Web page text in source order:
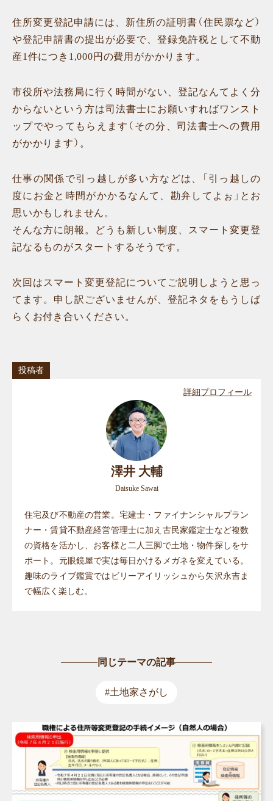
住所変更登記申請には、新住所の証明書（住民票など）
や登記申請書の提出が必要で、登録免許税として不動
産1件につき1,000円の費用がかかります。
市役所や法務局に行く時間がない、登記なんてよく分
からないという方は司法書士にお願いすればワンスト
ップでやってもらえます（その分、司法書士への費用
がかかります）。
仕事の関係で引っ越しが多い方などは、「引っ越しの
度にお金と時間がかかるなんて、勘弁してよぉ」とお
思いかもしれません。
そんな方に朗報。どうも新しい制度、スマート変更登
記なるものがスタートするそうです。
次回はスマート変更登記についてご説明しようと思っ
てます。申し訳ございませんが、登記ネタをもうしば
らくお付き合いください。
投稿者
詳細プロフィール
澤井 大輔
Daisuke Sawai
住宅及び不動産の営業。宅建士・ファイナンシャルプラン
ナー・賃貸不動産経営管理士に加え古民家鑑定士など複数
の資格を活かし、お客様と二人三脚で土地・物件探しをサ
ポート。元眼鏡屋で実は毎日かけるメガネを変えている。
趣味のライブ鑑賞ではビリーアイリッシュから矢沢永吉ま
で幅広く楽しむ。
同じテーマの記事
#土地家さがし